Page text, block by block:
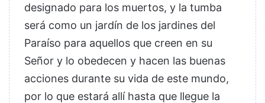
designado para los muertos, y la tumba
será como un jardín de los jardines del
Paraíso para aquellos que creen en su
Señor y lo obedecen y hacen las buenas
acciones durante su vida de este mundo,
por lo que estará allí hasta que llegue la